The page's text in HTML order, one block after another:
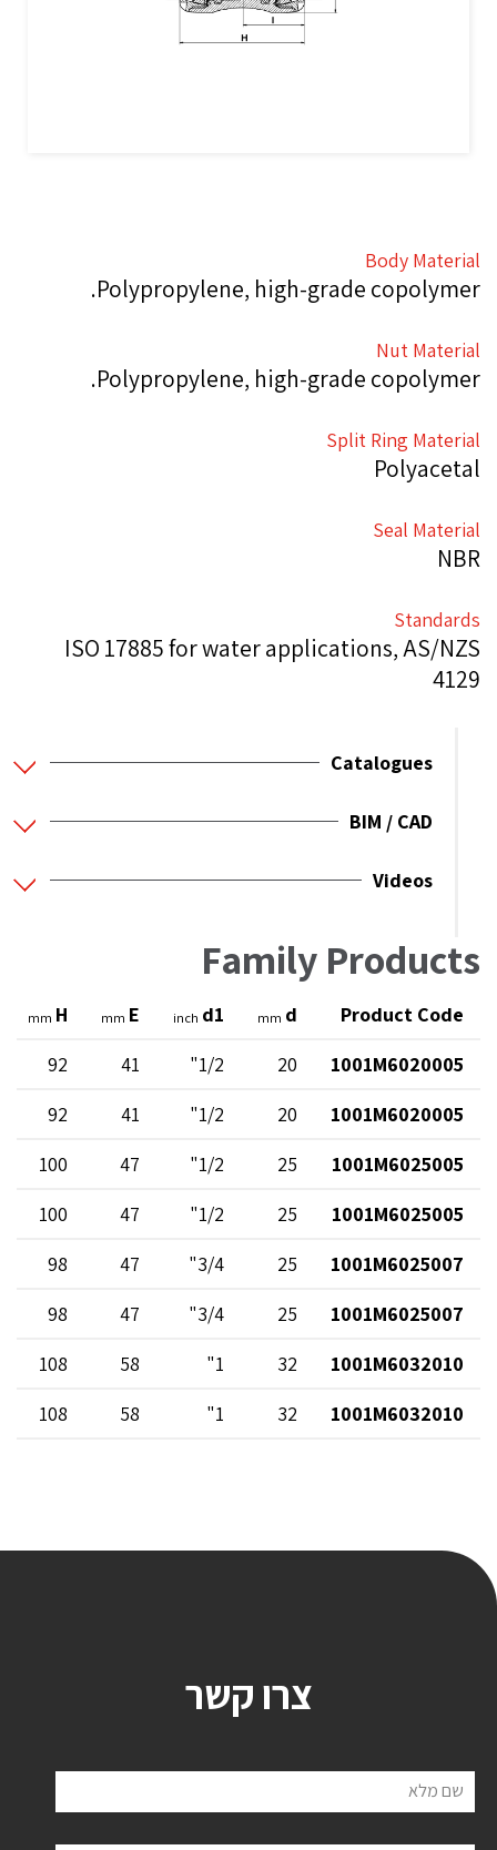
Body Material
Polypropylene, high-grade copolymer.
Nut Material
Polypropylene, high-grade copolymer.
Split Ring Material
Polyacetal
Seal Material
NBR
Standards
ISO 17885 for water applications, AS/NZS
4129
Catalogues
BIM / CAD
Videos
Family Products
Product Code
d
mm
d1
inch
E
mm
H
mm
1001M6020005
20
1/2"
41
92
1001M6020005
20
1/2"
41
92
1001M6025005
25
1/2"
47
100
1001M6025005
25
1/2"
47
100
1001M6025007
25
3/4"
47
98
1001M6025007
25
3/4"
47
98
1001M6032010
32
1"
58
108
1001M6032010
32
1"
58
108
צרו קשר
שם מלא